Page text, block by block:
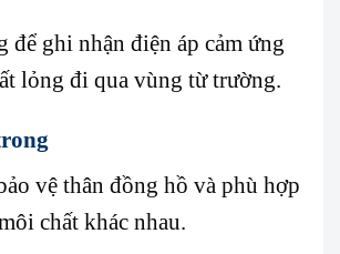
để ghi nhận điện áp cảm ứng
lỏng đi qua vùng từ trường.
vệ thân đồng hồ và phù hợp
chất khác nhau.